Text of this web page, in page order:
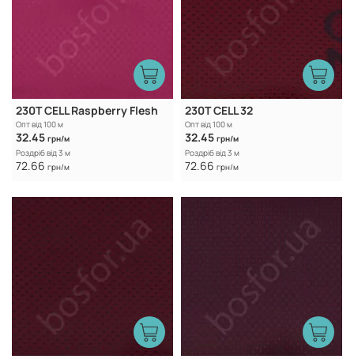
230T CELL Raspberry Flesh
Опт від 100 м
32.45 грн/м
Роздріб від 3 м
72.66 грн/м
230T CELL 32
Опт від 100 м
32.45 грн/м
Роздріб від 3 м
72.66 грн/м